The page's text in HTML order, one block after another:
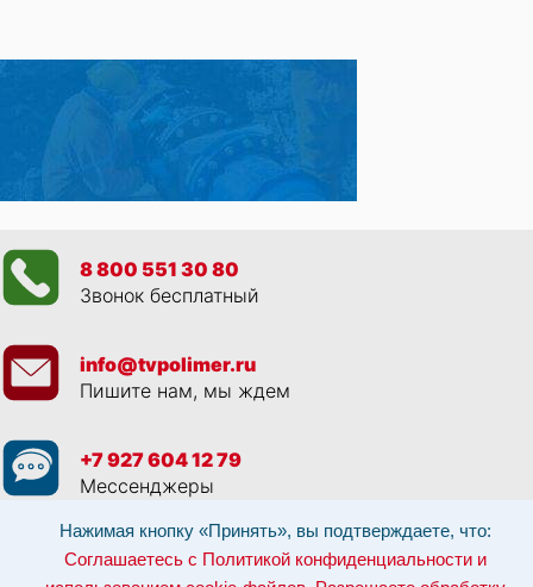
Нажимая кнопку «Принять», вы подтверждаете, что:
Соглашаетесь с Политикой конфиденциальности и
8 800 551 30 80
Звонок бесплатный
info@tvpolimer.ru
Пишите нам, мы ждем
+7 927 604 12 79
Мессенджеры
Политикой конфиденциальности и использованием cookie-файлов,